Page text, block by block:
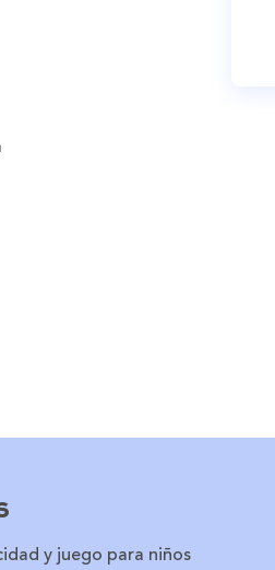
y juego para niños